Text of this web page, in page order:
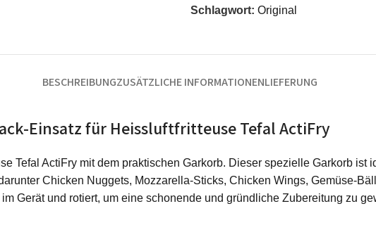
Schlagwort: Original
BESCHREIBUNGZUSÄTZLICHE INFORMATIONENLIEFERUNG
Einsatz für Heissluftfritteuse Tefal ActiFry
Tefal ActiFry mit dem praktischen Garkorb. Dieser spezielle Garkorb ist
Chicken Nuggets, Mozzarella-Sticks, Chicken Wings, Gemüse-
Gerät und rotiert, um eine schonende und gründliche Zubereitung zu